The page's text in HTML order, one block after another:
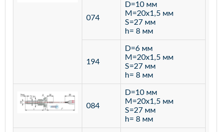
074
D=10 мм
M=20х1,5 мм
S=27 мм
h= 8 мм
194
D=6 мм
M=20х1,5 мм
S=27 мм
h= 8 мм
084
D=10 мм
M=20х1,5 мм
S=27 мм
h= 8 мм